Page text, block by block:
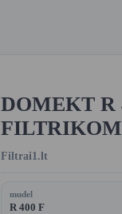
DOMEKT R
Filtrai1.lt
mudel
R 400 F